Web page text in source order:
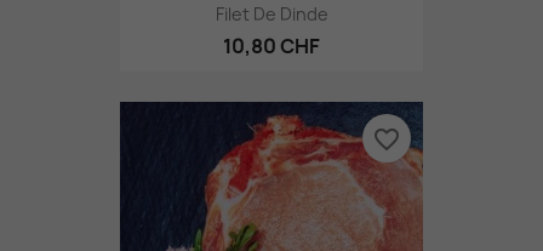
Filet De Dinde
10,80 CHF
favorite_border